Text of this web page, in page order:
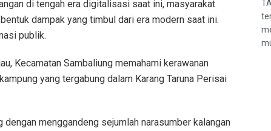
di tengah era digitalisasi saat ini, masyarakat
dampak yang timbul dari era modern saat ini.
publik.
Kecamatan Sambaliung memahami kerawanan
yang tergabung dalam Karang Taruna Perisai
menggandeng sejumlah narasumber kalangan